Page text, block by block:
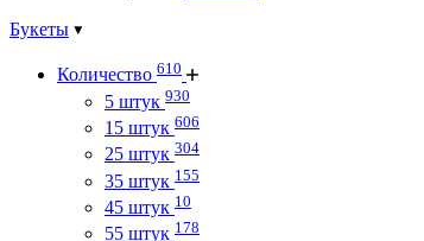
Букеты
Количество 610
5 штук 930
15 штук 606
25 штук 304
35 штук 155
45 штук 10
55 штук 178